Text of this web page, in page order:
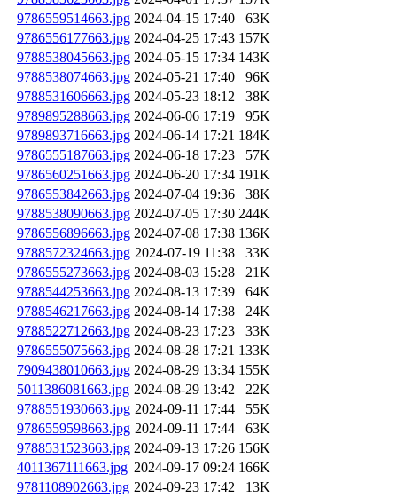
9786559514663.jpg 2024-04-15 17:40
63K
9786556177663.jpg 2024-04-25 17:43 157K
9788538045663.jpg 2024-05-15 17:34 143K
9788538074663.jpg 2024-05-21 17:40
96K
9788531606663.jpg 2024-05-23 18:12
38K
9789895288663.jpg 2024-06-06 17:19
95K
9789893716663.jpg 2024-06-14 17:21 184K
9786555187663.jpg 2024-06-18 17:23
57K
9786560251663.jpg 2024-06-20 17:34 191K
9786553842663.jpg 2024-07-04 19:36
38K
9788538090663.jpg 2024-07-05 17:30 244K
9786556896663.jpg 2024-07-08 17:38 136K
9788572324663.jpg 2024-07-19 11:38
33K
9786555273663.jpg 2024-08-03 15:28
21K
9788544253663.jpg 2024-08-13 17:39
64K
9788546217663.jpg 2024-08-14 17:38
24K
9788522712663.jpg 2024-08-23 17:23
33K
9786555075663.jpg 2024-08-28 17:21 133K
7909438010663.jpg 2024-08-29 13:34 155K
5011386081663.jpg 2024-08-29 13:42
22K
9788551930663.jpg 2024-09-11 17:44
55K
9786559598663.jpg 2024-09-11 17:44
63K
9788531523663.jpg 2024-09-13 17:26 156K
4011367111663.jpg 2024-09-17 09:24 166K
9781108902663.jpg 2024-09-23 17:42
13K